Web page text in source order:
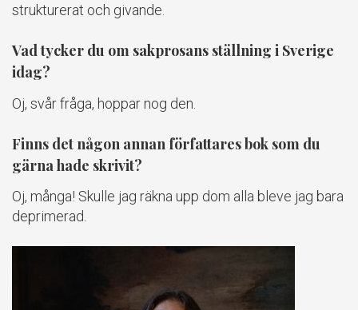
strukturerat och givande.
Vad tycker du om sakprosans ställning i Sverige
idag?
Oj, svår fråga, hoppar nog den.
Finns det någon annan författares bok som du
gärna hade skrivit?
Oj, många! Skulle jag räkna upp dom alla bleve jag bara
deprimerad.